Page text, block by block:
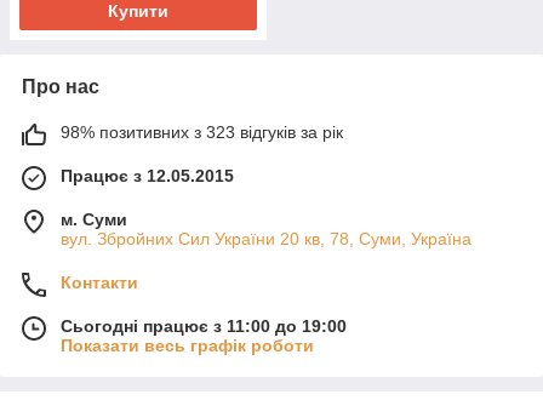
Купити
Про нас
98% позитивних з 323 відгуків за рік
Працює з 12.05.2015
м. Суми
вул. Збройних Сил України 20 кв, 78, Суми, Україна
Контакти
Сьогодні працює з 11:00 до 19:00
Показати весь графік роботи